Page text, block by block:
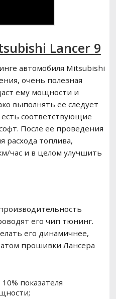
Lancer 9
автомобиля Mitsubishi
очень полезная
ему мощности и
выполнять ее следует
есть соответствующие
После ее проведения
расхода топлива,
час и в целом улучшить
его чип тюнинг.
его динамичнее,
прошивки Лансера
показателя